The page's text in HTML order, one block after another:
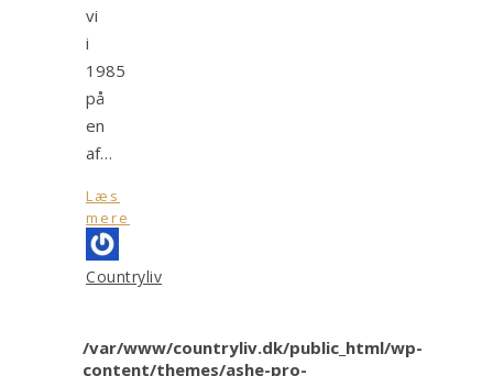
vi
i
1985
på
en
af…
Læs
mere
Countryliv
/var/www/countryliv.dk/public_html/wp-
content/themes/ashe-pro-